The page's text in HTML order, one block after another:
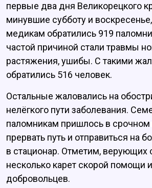
первые два дня Великорецкого
минувшие субботу и
медикам обратились 919
частой причиной стали травмы
растяжения, ушибы. С такими
обратились 516 человек.
Остальные жаловались на
нелёгкого пути заболевания.
паломникам пришлось в срочном
прервать путь и отправиться на
в стационар. Отметим,
несколько карет скорой помощи
добровольцев.